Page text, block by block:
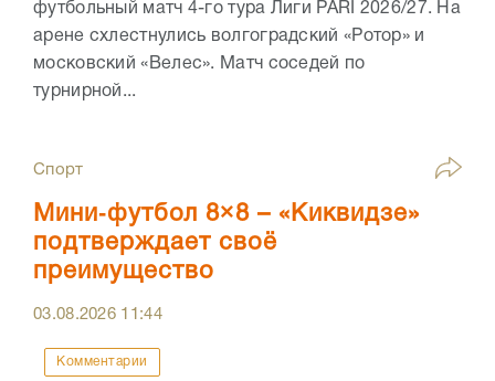
футбольный матч 4-го тура Лиги PARI 2026/27. На
арене схлестнулись волгоградский «Ротор» и
московский «Велес». Матч соседей по
турнирной...
Спорт
Мини‑футбол 8×8 – «Киквидзе»
подтверждает своё
преимущество
03.08.2026 11:44
Комментарии